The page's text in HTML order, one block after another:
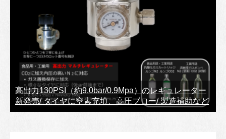
高出力130PSI（約9.0bar/0.9Mpa）のレギュレーター
新発売/ タイヤに窒素充填、高圧ブロー/ 製造補助など